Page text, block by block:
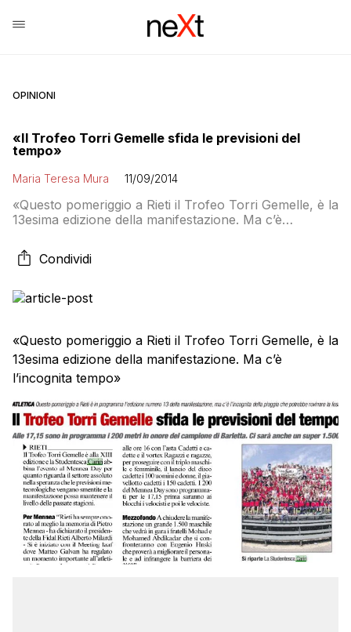
OPINIONI
«Il Trofeo Torri Gemelle sfida le previsioni del
tempo»
Maria Teresa Mura 11/09/2014
«Questo pomeriggio a Rieti il Trofeo Torri Gemelle, è la
13esima edizione della manifestazione. Ma c’è
Condividi
«Questo pomeriggio a Rieti il Trofeo Torri Gemelle, è la
13esima edizione della manifestazione. Ma c’è
l’incognita tempo»